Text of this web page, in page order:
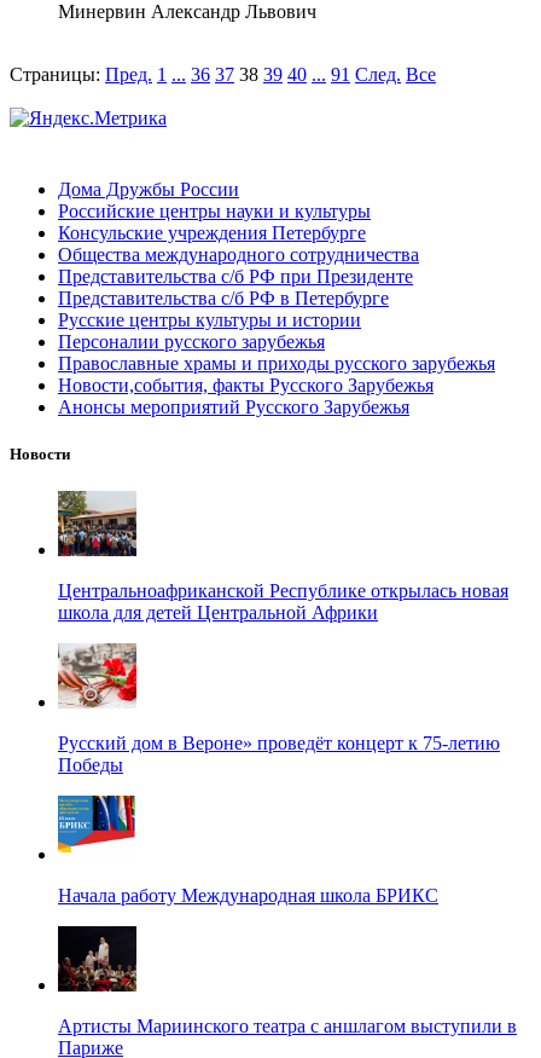
Минервин Александр Львович
Страницы: Пред. 1 ... 36 37 38 39 40 ... 91 След. Все
Дома Дружбы России
Российские центры науки и культуры
Консульские учреждения Петербурге
Общества международного сотрудничества
Представительства с/б РФ при Президенте
Представительства с/б РФ в Петербурге
Русские центры культуры и истории
Персоналии русского зарубежья
Православные храмы и приходы русского зарубежья
Новости,события, факты Русского Зарубежья
Анонсы мероприятий Русского Зарубежья
Новости
Центральноафриканской Республике открылась новая
школа для детей Центральной Африки
Русский дом в Вероне» проведёт концерт к 75-летию
Победы
Начала работу Международная школа БРИКС
Артисты Мариинского театра с аншлагом выступили в
Париже